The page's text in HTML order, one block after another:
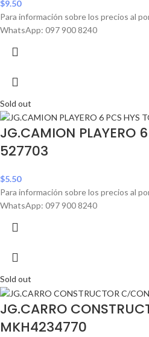
$9.50
Para información sobre los precios al
WhatsApp: 097 900 8240
Sold out
JG.CAMION PLAYERO
527703
$5.50
Para información sobre los precios al
WhatsApp: 097 900 8240
Sold out
JG.CARRO
MKH4234770